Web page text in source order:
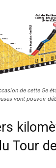
de cette 5e
vont pouvoir
Tour